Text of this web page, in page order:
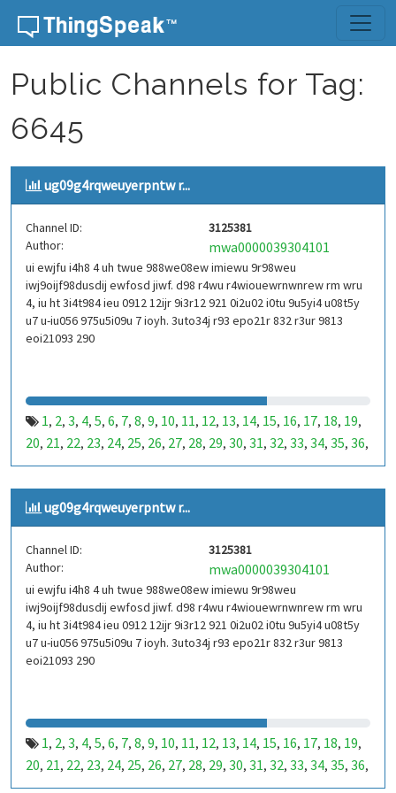
Skip to content
Public Channels for Tag:
6645
ug09g4rqweuyerpntw r...
Channel ID:
3125381
Author:
mwa0000039304101
ui ewjfu i4h8 4 uh twue 988we08ew imiewu 9r98weu
iwj9oijf98dusdij ewfosd jiwf. d98 r4wu r4wiouewrnwnrew rm wru
4, iu ht 3i4t984 ieu 0912 12ijr 9i3r12 921 0i2u02 i0tu 9u5yi4 u08t5y
u7 u-iu056 975u5i09u 7 ioyh. 3uto34j r93 epo21r 832 r3ur 9813
eoi21093 290
1, 2, 3, 4, 5, 6, 7, 8, 9, 10, 11, 12, 13, 14, 15, 16, 17, 18, 19,
20, 21, 22, 23, 24, 25, 26, 27, 28, 29, 30, 31, 32, 33, 34, 35, 36,
37,38,39,40,41,42,43,44,45,46,47,48,49,50,51,52,53,
99,100,101,102,103,104,105,106,107,108,109,110,
111,112,113,114,115,116,
123,124,125,126,127,128,129,130,131,132,133,134,
135,136,137 141,142,143
147,148 153,154,155,156,157,158
159,160,161,162,163,164,165 ,166,167,168,
171 ,172,173 ,174,175,176,177,178,179 ,180,181 ,182,
183,184,185,186, 187,188,189 ,190,191,192,193,194
195,196 ,197
231,232,233,234,235,236,237,238,239,
243, 244, 245, 246, 247,248,249,250 ,251,252, 253 ,254,
255 ,256,257, 258,259,260,261,262,263 ,264,265 , 266
ug09g4rqweuyerpntw r...
Channel ID:
3125381
Author:
mwa0000039304101
ui ewjfu i4h8 4 uh twue 988we08ew imiewu 9r98weu
iwj9oijf98dusdij ewfosd jiwf. d98 r4wu r4wiouewrnwnrew rm wru
4, iu ht 3i4t984 ieu 0912 12ijr 9i3r12 921 0i2u02 i0tu 9u5yi4 u08t5y
u7 u-iu056 975u5i09u 7 ioyh. 3uto34j r93 epo21r 832 r3ur 9813
eoi21093 290
1, 2, 3, 4, 5, 6, 7, 8, 9, 10, 11, 12, 13, 14, 15, 16, 17, 18, 19,
20, 21, 22, 23, 24, 25, 26, 27, 28, 29, 30, 31, 32, 33, 34, 35, 36,
37,38,39,40,41,42,43,44,45,46,47,48,49,50,51,52,53,